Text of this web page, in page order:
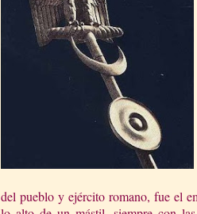
del pueblo y ejército romano, fue el